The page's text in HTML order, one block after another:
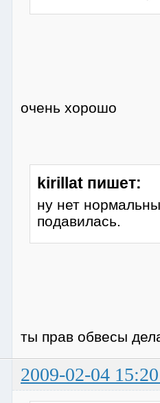
очень хорошо
kirillat пишет:
ну нет
подавилась.
ты прав обвесы
2009-02-04